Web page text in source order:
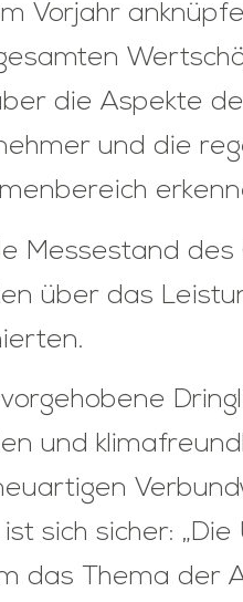
Vorjahr
die Aspekte
und die
Messestand
über das
und
sich sicher:
das Thema der